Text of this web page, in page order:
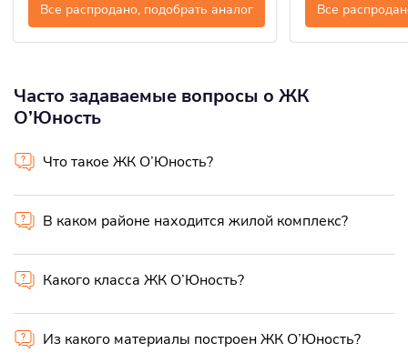
Все распродано, подобрать аналог Все
Часто задаваемые вопросы о ЖК
О’Юность
Что такое ЖК О’Юность?
В каком районе находится жилой комплекс?
Какого класса ЖК О’Юность?
Из какого материалы построен ЖК О’Юность?